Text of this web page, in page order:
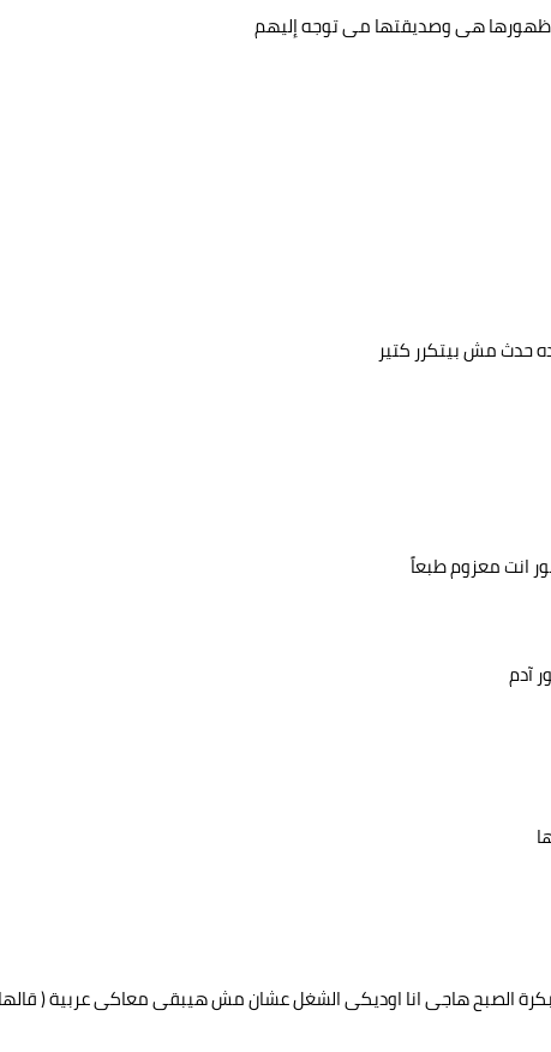
ظهورها هى وصديقتها مى توجه إليهم
حدث مش بيتكرر كتير
آدم
الصبح هاجى انا اوديكى الشغل عشان مش هيبقى معاكى عربية (